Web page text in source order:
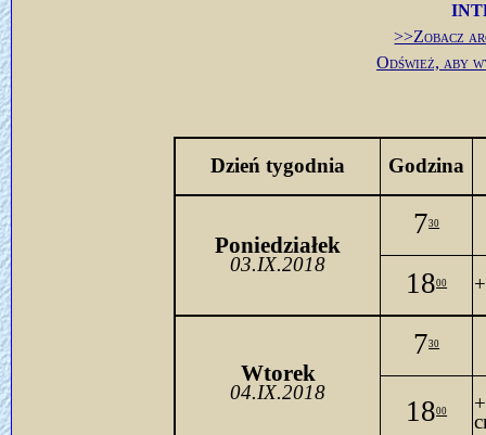
>>Zobacz
Odśwież, aby
Dzień tygodnia Godzina
Poniedziałek
03.IX.2018
730
1800
Wtorek
04.IX.2018
730
1800